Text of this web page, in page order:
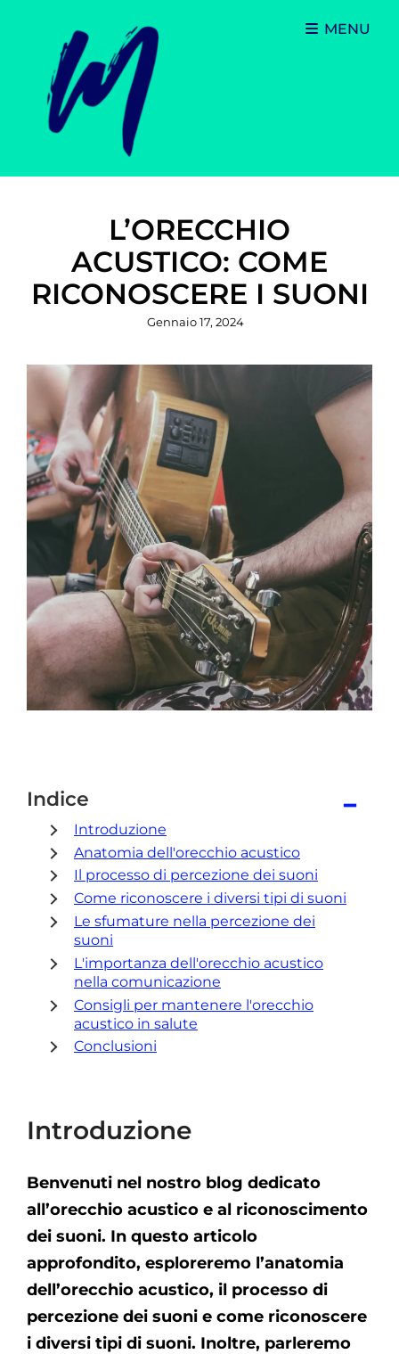
MENU
L’ORECCHIO
ACUSTICO: COME
RICONOSCERE I SUONI
Posted
Gennaio 17, 2024
Indice −
Introduzione
Anatomia dell'orecchio acustico
Il processo di percezione dei suoni
Come riconoscere i diversi tipi di suoni
Le sfumature nella percezione dei
suoni
L'importanza dell'orecchio acustico
nella comunicazione
Consigli per mantenere l'orecchio
acustico in salute
Conclusioni
Introduzione
Benvenuti nel nostro blog dedicato
all’orecchio acustico e al riconoscimento
dei suoni. In questo articolo
approfondito, esploreremo l’anatomia
dell’orecchio acustico, il processo di
percezione dei suoni e come riconoscere
i diversi tipi di suoni. Inoltre, parleremo